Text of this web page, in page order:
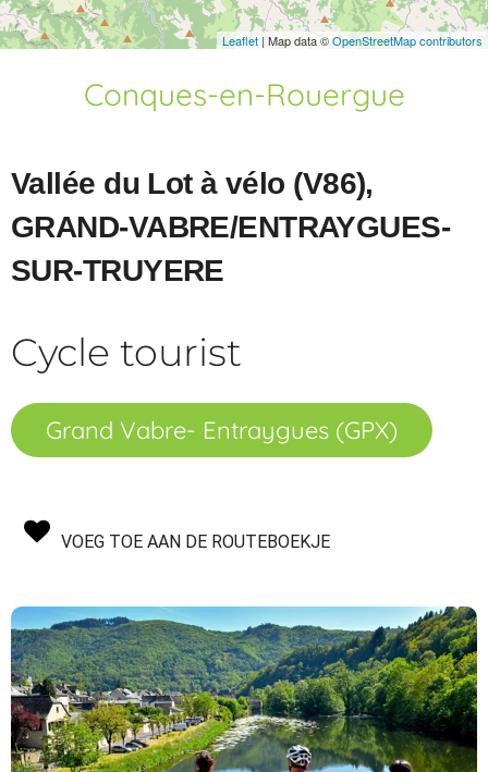
Leaflet | Map data ©OpenStreetMap contributors
Conques-en-Rouergue
Vallée du Lot à vélo (V86),
GRAND-VABRE/ENTRAYGUES-
SUR-TRUYERE
Cycle tourist
Grand Vabre- Entraygues (GPX)
VOEG TOE AAN DE ROUTEBOEKJE